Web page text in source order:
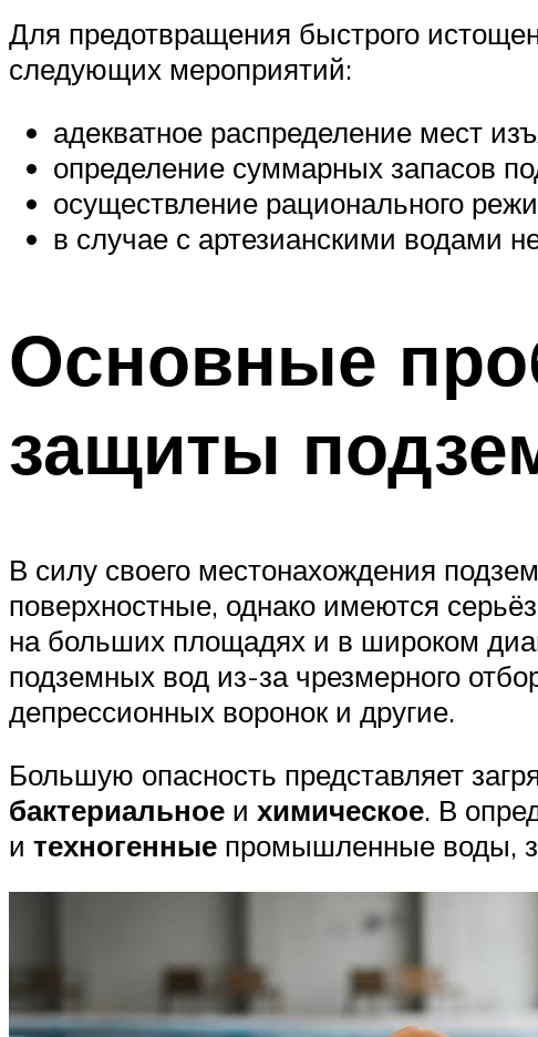
Для предотвращения быстрого
следующих мероприятий:
адекватное распределение мест
определение суммарных запасов
осуществление рационального
в случае с артезианскими водами
Основные
защиты
В силу своего местонахождения
поверхностные, однако имеются
на больших площадях и в широком
подземных вод из-за чрезмерного
депрессионных воронок и другие.
Большую опасность представляет
бактериальное и химическое. В
и техногенные промышленные воды,